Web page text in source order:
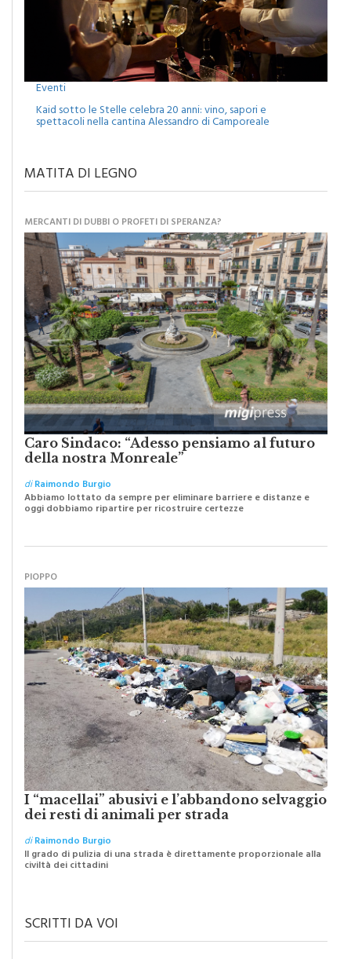
Eventi
Kaid sotto le Stelle celebra 20 anni: vino, sapori e
spettacoli nella cantina Alessandro di Camporeale
MATITA DI LEGNO
MERCANTI DI DUBBI O PROFETI DI SPERANZA?
Caro Sindaco: “Adesso pensiamo al futuro
della nostra Monreale”
diRaimondo Burgio
Abbiamo lottato da sempre per eliminare barriere e distanze e
oggi dobbiamo ripartire per ricostruire certezze
PIOPPO
I “macellai” abusivi e l’abbandono selvaggio
dei resti di animali per strada
diRaimondo Burgio
Il grado di pulizia di una strada è direttamente proporzionale alla
civiltà dei cittadini
SCRITTI DA VOI